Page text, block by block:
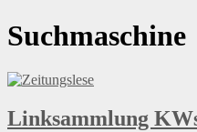
Suchmaschine
Linksammlung